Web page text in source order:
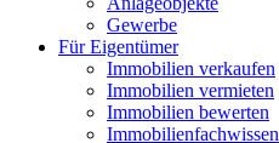
Gewerbe
Für Eigentümer
Immobilien verkaufen
Immobilien vermieten
Immobilien bewerten
Immobilienfachwissen